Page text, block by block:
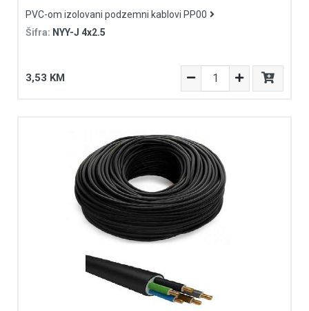
PVC-om izolovani podzemni kablovi PP00
Šifra: NYY-J 4x2.5
3,53 KM